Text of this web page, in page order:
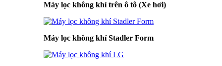
Máy lọc không khí trên ô tô (Xe hơi)
Máy lọc không khí Stadler Form